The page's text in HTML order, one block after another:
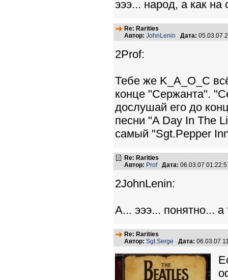
эээ... народ, а как на
Re: Rarities
Автор: JohnLenin Дата: 05.03.07
2Prof:
Тебе же K_A_O_C
конце "Сержанта".
дослушай его до
песни "A Day In The
самый "Sgt.Pepper
Re: Rarities
Автор: Prof Дата: 06.03.07
2JohnLenin:
А... эээ... понятно...
Re: Rarities
Автор: Sgt.Serge Дата: 06.03.07